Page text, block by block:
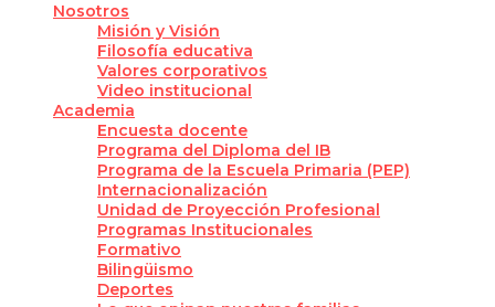
Nosotros
Misión y Visión
Filosofía educativa
Valores corporativos
Video institucional
Academia
Encuesta docente
Programa del Diploma del IB
Programa de la Escuela Primaria (PEP)
Internacionalización
Unidad de Proyección Profesional
Programas Institucionales
Formativo
Bilingüismo
Deportes